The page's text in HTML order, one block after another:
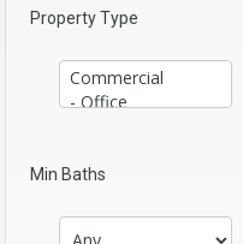
Property Type
Min Baths